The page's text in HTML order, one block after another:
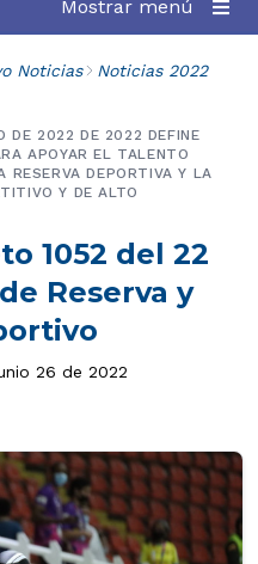
Mostrar menú
Noticias Noticias 2022
1052 del 22
Reserva y
DE 2022 DE 2022 DEFINE
APOYAR EL TALENTO
RESERVA DEPORTIVA Y LA
Y DE ALTO
26 de 2022